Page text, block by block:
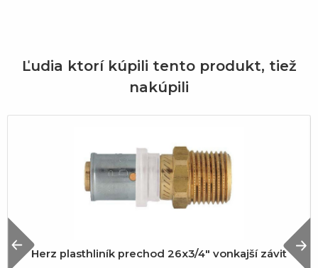
Ľudia ktorí kúpili tento produkt, tiež
nakúpili
Herz plasthliník prechod 26x3/4" vonkajší závit